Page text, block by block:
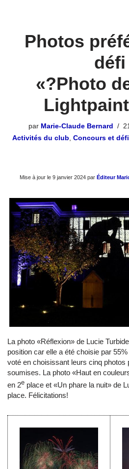
Photos
défi
«?Photo
par Marie-Claude Bernard
Activités du club Concours et
Mise à jour le 9 janvier 2024 par Éditeur
La photo «Réflexion» de Lucie
position car elle a été choisie par
voté en choisissant leurs cinq photos
soumises. La photo «Haut en
en 2e place et «Un phare la nuit» de
place. Félicitations!